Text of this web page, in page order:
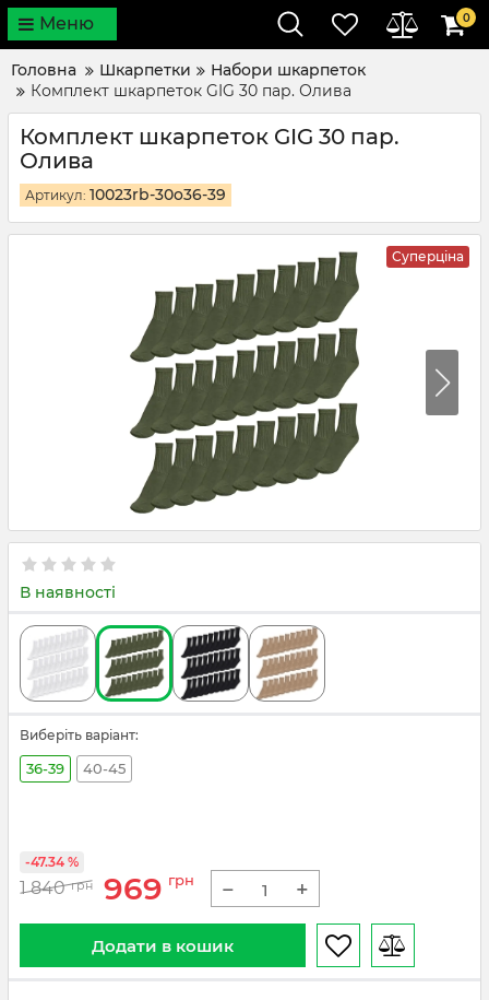
Меню 0
Головна Шкарпетки
Набори шкарпеток
Комплект шкарпеток GIG 30 пар. Олива
Комплект шкарпеток GIG 30 пар.
Олива
Артикул: 10023rb-30o36-39
Суперціна
В наявності
Виберіть варіант:
36-39 40-45
1 840 грн 969 грн
-47.34 %
− +
Додати в кошик